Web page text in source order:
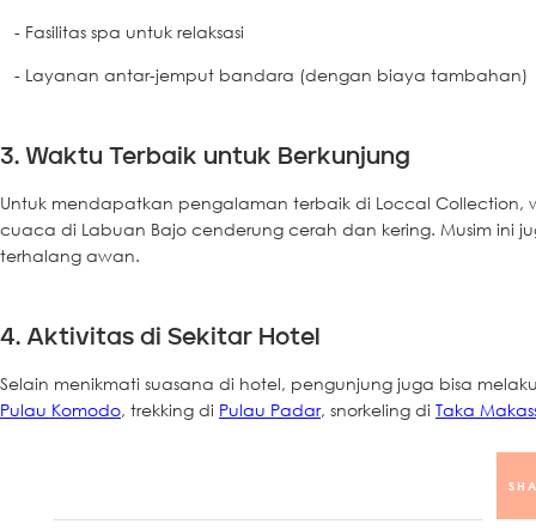
- Fasilitas spa untuk relaksasi
- Layanan antar-jemput bandara (dengan biaya tambahan)
3. Waktu Terbaik untuk Berkunjung
Untuk mendapatkan pengalaman terbaik di Loccal
cuaca di Labuan Bajo cenderung cerah dan kering. Musim ini
terhalang awan.
4. Aktivitas di Sekitar Hotel
Selain menikmati suasana di hotel, pengunjung juga bisa
Pulau Komodo, trekking di Pulau Padar, snorkeling di Taka